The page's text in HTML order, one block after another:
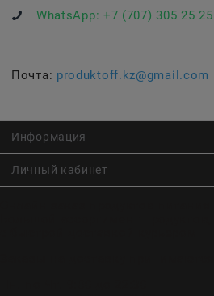
WhatsApp: +7 (707) 305 25 25
Почта: produktoff.kz@gmail.com
Информация
Личный кабинет